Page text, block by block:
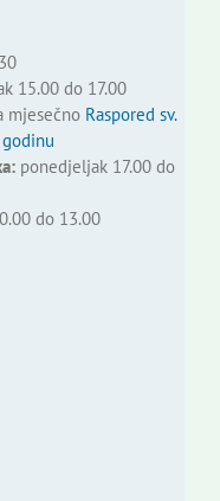
15.00 do 17.00
mjesečno Raspored sv.
ponedjeljak 17.00 do
do 13.00